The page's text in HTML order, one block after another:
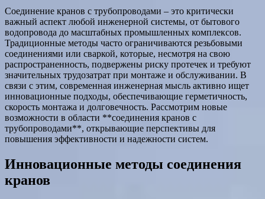
Соединение кранов с трубопроводами – это критически
важный аспект любой инженерной системы, от бытового
водопровода до масштабных промышленных комплексов.
Традиционные методы часто ограничиваются резьбовыми
соединениями или сваркой, которые, несмотря на свою
распространенность, подвержены риску протечек и требуют
значительных трудозатрат при монтаже и обслуживании. В
связи с этим, современная инженерная мысль активно ищет
инновационные подходы, обеспечивающие герметичность,
скорость монтажа и долговечность. Рассмотрим новые
возможности в области **соединения кранов с
трубопроводами**, открывающие перспективы для
повышения эффективности и надежности систем.
Инновационные методы соединения
кранов